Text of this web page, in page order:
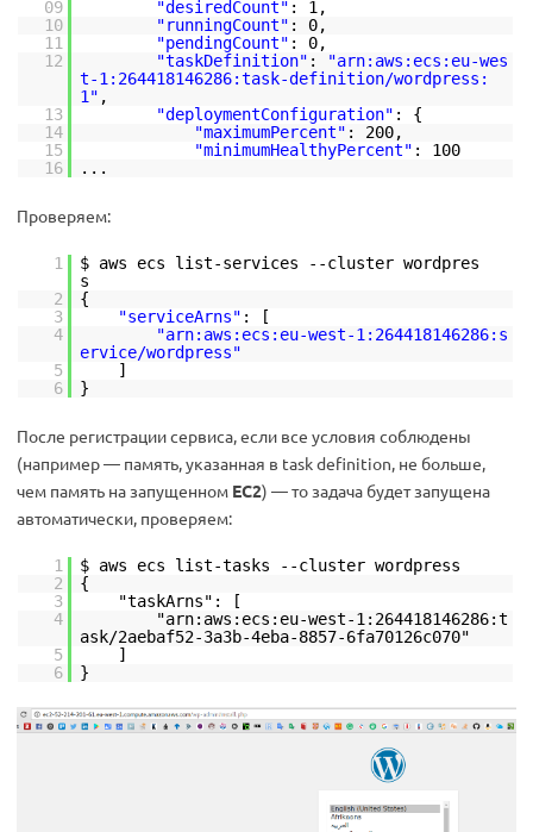
09 "desiredCount" : 1,
10
"runningCount" : 0,
11
"pendingCount" : 0,
12
"taskDefinition" :
"arn:aws:ecs:eu-wes
t-1:264418146286:task-definition/wordpress:
1" ,
13
"deploymentConfiguration" : {
14
"maximumPercent" : 200,
15
"minimumHealthyPercent" : 100
16
...
Проверяем:
1
$ aws ecs list-services --cluster wordpres
s
2
{
3
"serviceArns" : [
4
"arn:aws:ecs:eu-west-1:264418146286:s
ervice/wordpress"
5
]
6
}
После регистрации сервиса, если все условия соблюдены
(например — память, указанная в task definition, не больше,
чем память на запущенном EC2) — то задача будет запущена
автоматически, проверяем:
1
$ aws ecs list-tasks --cluster wordpress
2
{
3
"taskArns": [
4
"arn:aws:ecs:eu-west-1:264418146286:t
ask/2aebaf52-3a3b-4eba-8857-6fa70126c070"
5
]
6
}